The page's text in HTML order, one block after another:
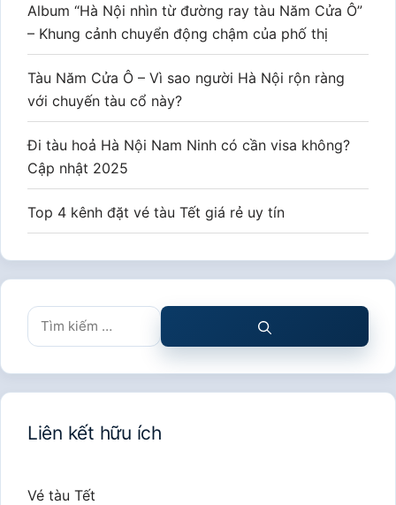
Album “Hà Nội nhìn từ đường ray tàu Năm Cửa Ô”
– Khung cảnh chuyển động chậm của phố thị
Tàu Năm Cửa Ô – Vì sao người Hà Nội rộn ràng
với chuyến tàu cổ này?
Đi tàu hoả Hà Nội Nam Ninh có cần visa không?
Cập nhật 2025
Top 4 kênh đặt vé tàu Tết giá rẻ uy tín
Tìm
kiếm
Liên kết hữu ích
Vé tàu Tết